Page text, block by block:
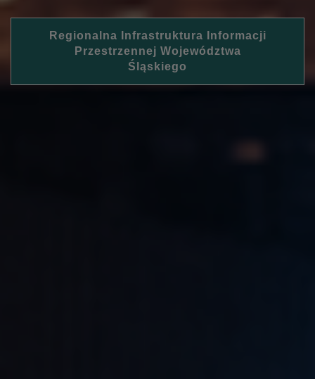
Regionalna Infrastruktura Informacji
Przestrzennej Województwa
Śląskiego